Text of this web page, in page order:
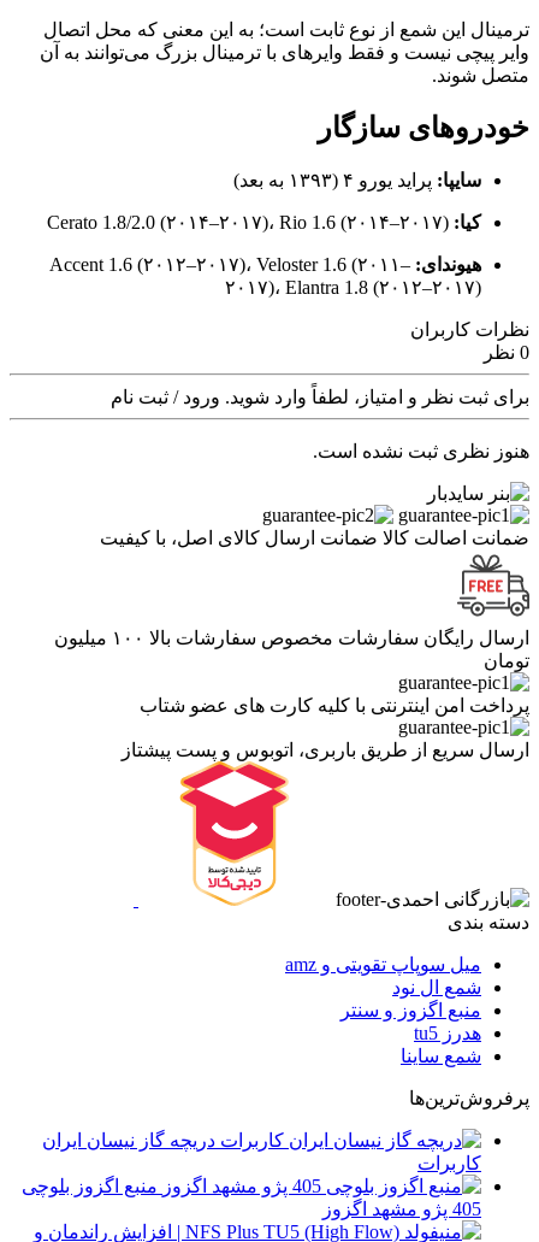
ترمینال این شمع از نوع ثابت است؛ به این معنی که محل اتصال
وایر پیچی نیست و فقط وایرهای با ترمینال بزرگ می‌توانند به آن
متصل شوند.
خودروهای سازگار
سایپا: پراید یورو ۴ (۱۳۹۳ به بعد)
کیا:
هیوندای: Accent 1.6 (۲۰۱۲–۲۰۱۷)، Veloster 1.6 (۲۰۱۱–
۲۰۱۷)، Elantra 1.8 (۲۰۱۲–۲۰۱۷)
نظرات کاربران
0 نظر
برای ثبت نظر و امتیاز، لطفاً وارد شوید. ورود / ثبت نام
هنوز نظری ثبت نشده است.
ضمانت اصالت کالا ضمانت ارسال کالای اصل، با کیفیت
ارسال رایگان سفارشات
مخصوص سفارشات بالا ۱۰۰ میلیون
تومان
پرداخت امن اینترنتی با کلیه کارت های عضو شتاب
ارسال سریع از طریق باربری، اتوبوس و پست پیشتاز
دسته بندی
میل سوپاپ تقویتی و amz
شمع ال نود
منبع اگزوز و سنتر
هدرز tu5
شمع ساینا
پرفروش‌ترین‌ها
دریچه گاز نیسان ایران
کاربرات
منبع اگزوز بلوچی
405 پژو مشهد اگزوز